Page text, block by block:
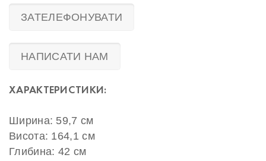
ЗАТЕЛЕФОНУВАТИ
НАПИСАТИ НАМ
ХАРАКТЕРИСТИКИ:
Ширина: 59,7 см
Висота: 164,1 см
Глибина: 42 см